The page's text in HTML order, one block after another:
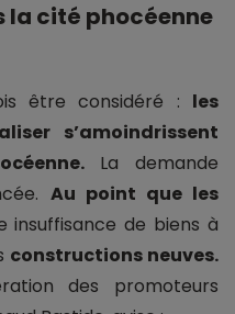
la cité phocéenne
être considéré : les
s’amoindrissent
La demande
Au point que les
insuffisance de biens à
constructions neuves.
des promoteurs